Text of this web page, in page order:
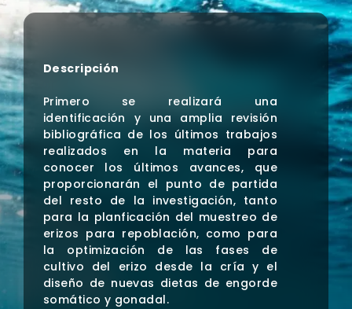
Descripción
Primero se realizará una
identificación y una amplia revisión
bibliográfica de los últimos trabajos
realizados en la materia para
conocer los últimos avances, que
proporcionarán el punto de partida
del resto de la investigación, tanto
para la planficación del muestreo de
erizos para repoblación, como para
la optimización de las fases de
cultivo del erizo desde la cría y el
diseño de nuevas dietas de engorde
somático y gonadal.